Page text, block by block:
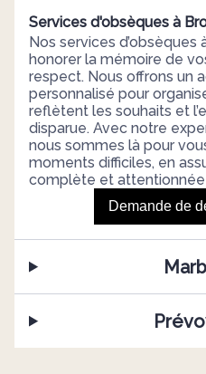
Services d'obsèques à
Nos services
honorer la mémoire de
respect. Nous offrons un
personnalisé pour
reflètent les souhaits et
disparue. Avec notre
nous sommes là pour
moments difficiles, en
complète et attentionnée